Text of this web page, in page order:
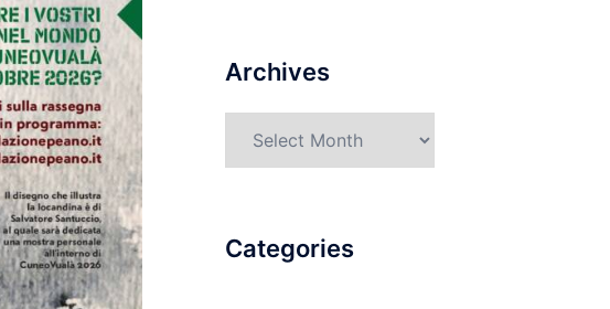
Archives
Categories